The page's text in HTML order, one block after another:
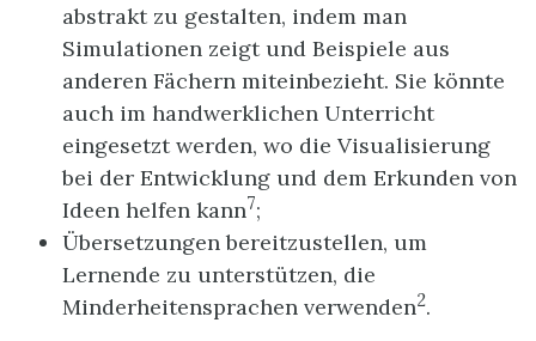
abstrakt zu gestalten, indem man
Simulationen zeigt und Beispiele aus
anderen Fächern miteinbezieht. Sie könnte
auch im handwerklichen Unterricht
eingesetzt werden, wo die Visualisierung
bei der Entwicklung und dem Erkunden von
Ideen helfen kann7;
Übersetzungen bereitzustellen, um
Lernende zu unterstützen, die
Minderheitensprachen verwenden2.